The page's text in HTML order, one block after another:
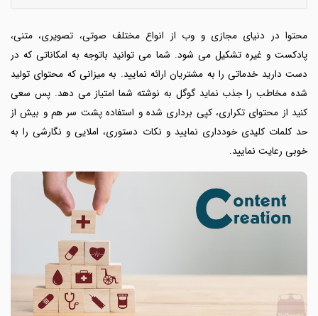
محتوا در دنیای مجازی و وب از انواع مختلف صوتی، تصویری، متنی،
پادکست و غیره تشکیل می شود. شما می توانید باتوجه به امکاناتی که در
دست دارید خدماتی را به مشتریان ارائه نمایید. به میزانی که محتوای تولید
شده مخاطب را جذب نماید گوگل به نوشته شما امتیاز می دهد. پس سعی
کنید از محتوای تکراری، کپی برداری شده و استفاده پشت سر هم و بیش از
حد کلمات کلیدی خودداری نمایید و نکات دستوری، املایی و نگارشی را به
خوبی رعایت نمایید.